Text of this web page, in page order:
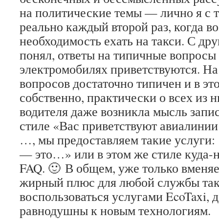
на политические темы — лично я с
реально каждый второй раз, когда
необходимость ехать на такси. С
понял, ответы на типичные вопросы
электромобилях приветствуются.
вопросов достаточно типичен и в
собственно, практически о всех из
водителя даже возникла мысль
стиле «Вас приветствуют
…, мы предоставляем такие
— это…» или в этом же стиле куда-
FAQ. 🙂 В общем, уже только
жирный плюс для любой службы
воспользоваться услугами EcoTaxi,
равнодушны к новым технологиям.